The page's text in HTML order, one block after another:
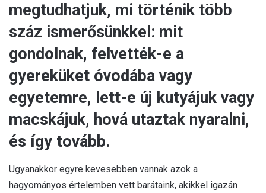
megtudhatjuk, mi történik több
száz ismerősünkkel: mit
gondolnak, felvették-e a
gyereküket óvodába vagy
egyetemre, lett-e új kutyájuk vagy
macskájuk, hová utaztak nyaralni,
és így tovább.
Ugyanakkor egyre kevesebben vannak azok a
hagyományos értelemben vett barátaink, akikkel igazán